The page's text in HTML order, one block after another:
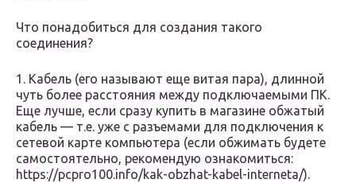
Что понадобиться для создания такого
соединения?
1. Кабель (его называют еще витая пара), длинной
чуть более расстояния между подключаемыми ПК.
Еще лучше, если сразу купить в магазине обжатый
кабель — т.е. уже с разъемами для подключения к
сетевой карте компьютера (если обжимать будете
самостоятельно, рекомендую ознакомиться:
https://pcpro100.info/kak-obzhat-kabel-interneta/).